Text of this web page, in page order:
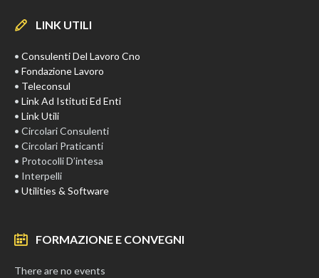
LINK UTILI
• Consulenti Del Lavoro Cno
• Fondazione Lavoro
• Teleconsul
• Link Ad Istituti Ed Enti
• Link Utili
• Circolari Consulenti
• Circolari Praticanti
• Protocolli D’intesa
• Interpelli
• Utilities & Software
FORMAZIONE E CONVEGNI
There are no events